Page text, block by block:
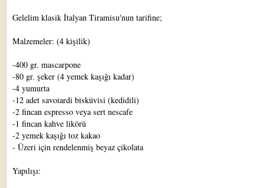
Gelelim klasik İtalyan Tiramisu'nun tarifine;
Malzemeler: (4 kişilik)
-400 gr. mascarpone
-80 gr. şeker (4 yemek kaşığı kadar)
-4 yumurta
-12 adet savoiardi bisküvisi (kedidili)
-2 fincan espresso veya sert nescafe
-1 fincan kahve likörü
-2 yemek kaşığı toz kakao
- Üzeri için rendelenmiş beyaz çikolata
Yapılışı: